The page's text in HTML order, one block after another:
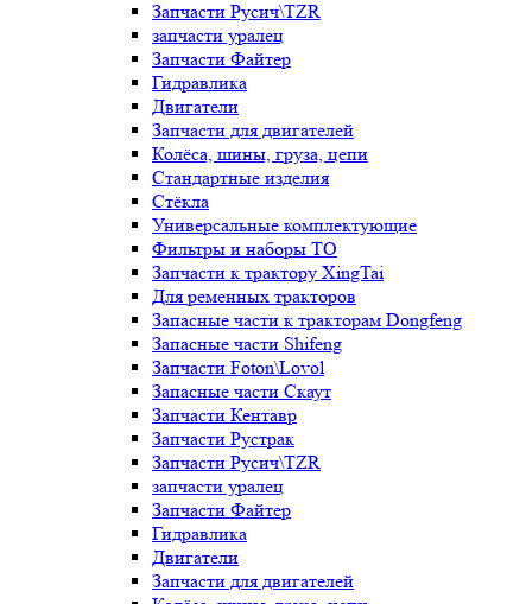
Запчасти Русич\TZR
запчасти уралец
Запчасти Файтер
Гидравлика
Двигатели
Запчасти для двигателей
Колёса, шины, груза, цепи
Стандартные изделия
Стёкла
Универсальные комплектующие
Фильтры и наборы ТО
Запчасти к трактору XingTai
Для ременных тракторов
Запасные части к тракторам Dongfeng
Запасные части Shifeng
Запчасти Foton\Lovol
Запасные части Скаут
Запчасти Кентавр
Запчасти Рустрак
Запчасти Русич\TZR
запчасти уралец
Запчасти Файтер
Гидравлика
Двигатели
Запчасти для двигателей